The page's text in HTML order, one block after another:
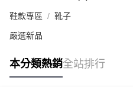
鞋款專區 靴子
嚴選新品
本分類熱銷全站排行